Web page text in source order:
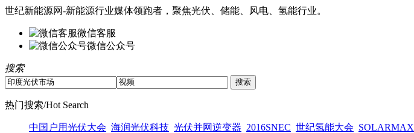
世纪新能源网-新能源行业媒体领跑者，聚焦光伏、储能、风电、氢能行业。
微信客服
微信公众号
搜索
热门搜索/Hot Search
中国户用光伏大会 海润光伏科技 光伏并网逆变器 2016SNEC 世纪氢能大会 SOLARMAX